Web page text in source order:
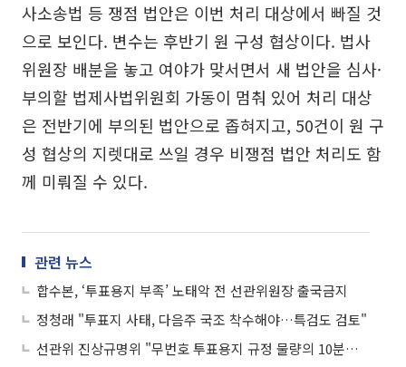
사소송법 등 쟁점 법안은 이번 처리 대상에서 빠질 것
으로 보인다. 변수는 후반기 원 구성 협상이다. 법사
위원장 배분을 놓고 여야가 맞서면서 새 법안을 심사·
부의할 법제사법위원회 가동이 멈춰 있어 처리 대상
은 전반기에 부의된 법안으로 좁혀지고, 50건이 원 구
성 협상의 지렛대로 쓰일 경우 비쟁점 법안 처리도 함
께 미뤄질 수 있다.
관련 뉴스
합수본, ‘투표용지 부족’ 노태악 전 선관위원장 출국금지
정청래 "투표지 사태, 다음주 국조 착수해야…특검도 검토"
선관위 진상규명위 "무번호 투표용지 규정 물량의 10분의 1만 배부"